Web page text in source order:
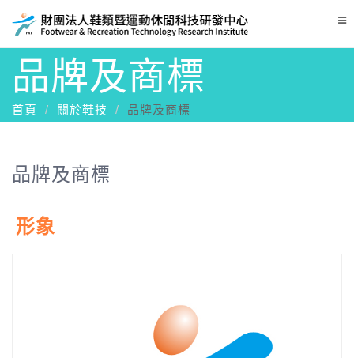
品牌及商標
首頁 關於鞋技 品牌及商標
品牌及商標
形象